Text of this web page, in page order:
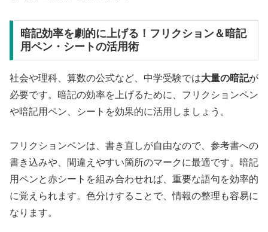
暗記効率を劇的に上げる！フリクション＆暗記
用ペン・シートの活用術
社会や理科、算数の公式など、中学受験では大量の暗記が
必要です。暗記の効率を上げるために、フリクションペン
や暗記用ペン、シートを効果的に活用しましょう。
フリクションペンは、書き直しが自由なので、参考書への
書き込みや、間違えやすい箇所のマークに最適です。暗記
用ペンと赤シートを組み合わせれば、重要な語句を効率的
に覚えられます。色分けすることで、情報の整理も容易に
なります。